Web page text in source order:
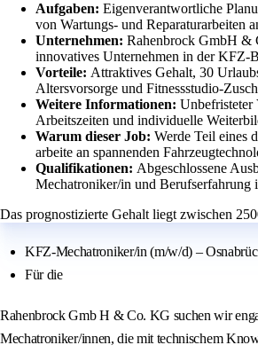
Aufgaben: Eigenverantwortliche
von Wartungs- und Reparaturarbeiten
Unternehmen: Rahenbrock GmbH &
innovatives Unternehmen in der KFZ-
Vorteile: Attraktives Gehalt, 30
Altersvorsorge und Fitnessstudio-
Weitere Informationen: Unbefristeter
Arbeitszeiten und individuelle
Warum dieser Job: Werde Teil eines
arbeite an spannenden
Qualifikationen: Abgeschlossene
Mechatroniker/in und Berufserfahrung
Das prognostizierte Gehalt liegt zwischen
KFZ-Mechatroniker/in (m/w/d) –
Für die
Rahenbrock Gmb H & Co. KG suchen wir
Mechatroniker/innen, die mit technischem